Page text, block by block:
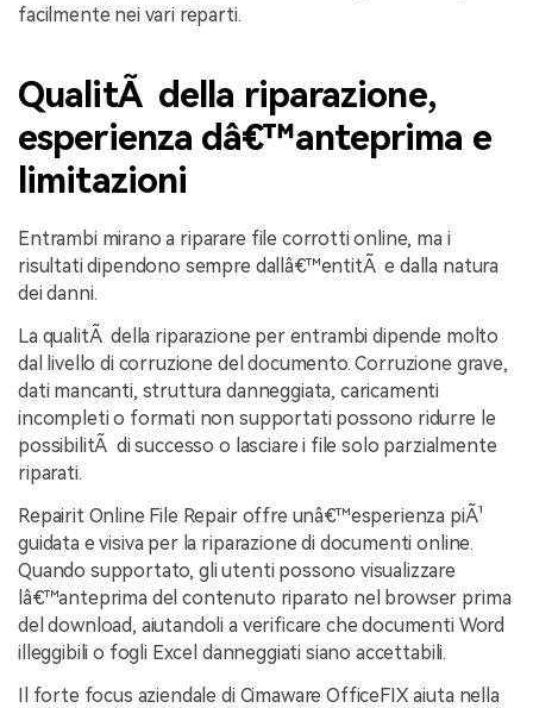
facilmente nei vari reparti.
QualitÃ della riparazione,
esperienza dâ€™anteprima e
limitazioni
Entrambi mirano a riparare file corrotti online, ma i
risultati dipendono sempre dallâ€™entitÃ e dalla natura
dei danni.
La qualitÃ della riparazione per entrambi dipende molto
dal livello di corruzione del documento. Corruzione grave,
dati mancanti, struttura danneggiata, caricamenti
incompleti o formati non supportati possono ridurre le
possibilitÃ di successo o lasciare i file solo parzialmente
riparati.
Repairit Online File Repair offre unâ€™esperienza piÃ¹
guidata e visiva per la riparazione di documenti online.
Quando supportato, gli utenti possono visualizzare
lâ€™anteprima del contenuto riparato nel browser prima
del download, aiutandoli a verificare che documenti Word
illeggibili o fogli Excel danneggiati siano accettabili.
Il forte focus aziendale di Cimaware OfficeFIX aiuta nella